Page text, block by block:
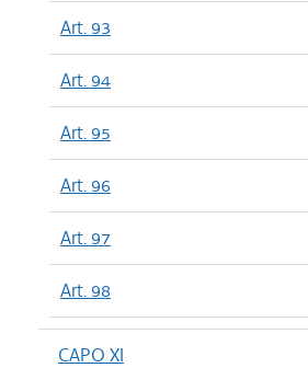
Art. 93
Art. 94
Art. 95
Art. 96
Art. 97
Art. 98
CAPO XI